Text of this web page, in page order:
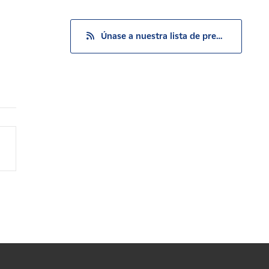
Únase a nuestra lista de prensa